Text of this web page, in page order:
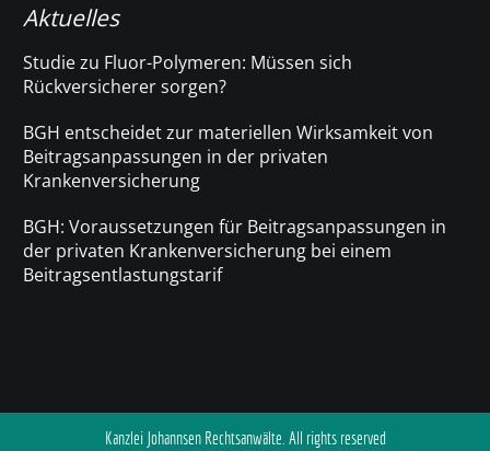
Aktuelles
Studie zu Fluor-Polymeren: Müssen sich
Rückversicherer sorgen?
BGH entscheidet zur materiellen Wirksamkeit von
Beitragsanpassungen in der privaten
Krankenversicherung
BGH: Voraussetzungen für Beitragsanpassungen in
der privaten Krankenversicherung bei einem
Beitragsentlastungstarif
Kanzlei Johannsen Rechtsanwälte. All rights reserved